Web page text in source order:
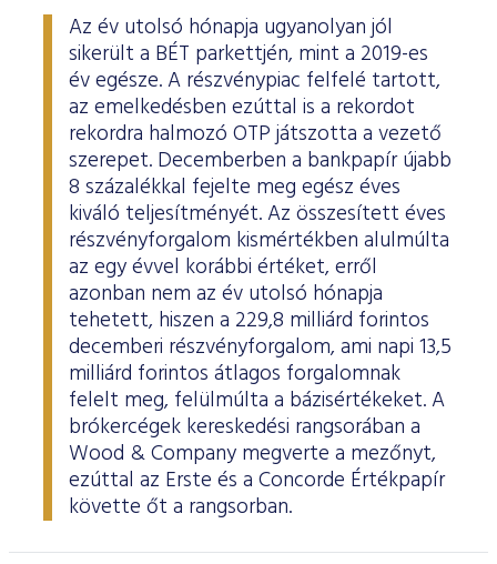
Az év utolsó hónapja ugyanolyan jól
sikerült a BÉT parkettjén, mint a 2019-es
év egésze. A részvénypiac felfelé tartott,
az emelkedésben ezúttal is a rekordot
rekordra halmozó OTP játszotta a vezető
szerepet. Decemberben a bankpapír újabb
8 százalékkal fejelte meg egész éves
kiváló teljesítményét. Az összesített éves
részvényforgalom kismértékben alulmúlta
az egy évvel korábbi értéket, erről
azonban nem az év utolsó hónapja
tehetett, hiszen a 229,8 milliárd forintos
decemberi részvényforgalom, ami napi 13,5
milliárd forintos átlagos forgalomnak
felelt meg, felülmúlta a bázisértékeket. A
brókercégek kereskedési rangsorában a
Wood & Company megverte a mezőnyt,
ezúttal az Erste és a Concorde Értékpapír
követte őt a rangsorban.